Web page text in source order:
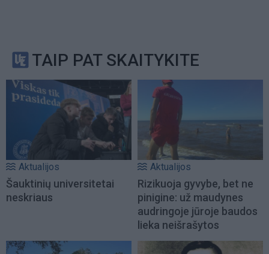
TAIP PAT SKAITYKITE
Aktualijos
Šauktinių universitetai
neskriaus
Aktualijos
Rizikuoja gyvybe, bet ne
pinigine: už maudynes
audringoje jūroje baudos
lieka neišrašytos